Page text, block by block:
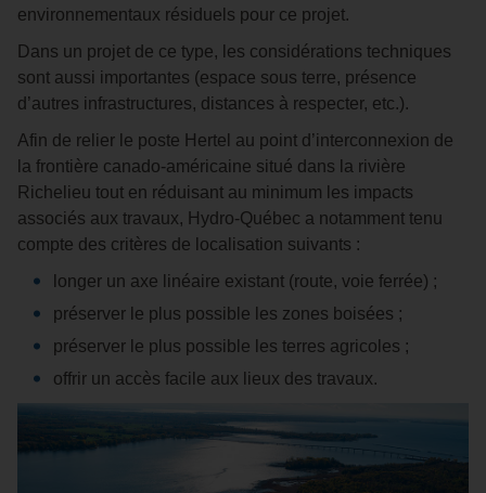
environnementaux résiduels pour ce projet.
Dans un projet de ce type, les considérations techniques
sont aussi importantes (espace sous terre, présence
d’autres infrastructures, distances à respecter, etc.).
Afin de relier le poste Hertel au point d’interconnexion de
la frontière canado-américaine situé dans la rivière
Richelieu tout en réduisant au minimum les impacts
associés aux travaux, Hydro‑Québec a notamment tenu
compte des critères de localisation suivants :
longer un axe linéaire existant (route, voie ferrée) ;
préserver le plus possible les zones boisées ;
préserver le plus possible les terres agricoles ;
offrir un accès facile aux lieux des travaux.